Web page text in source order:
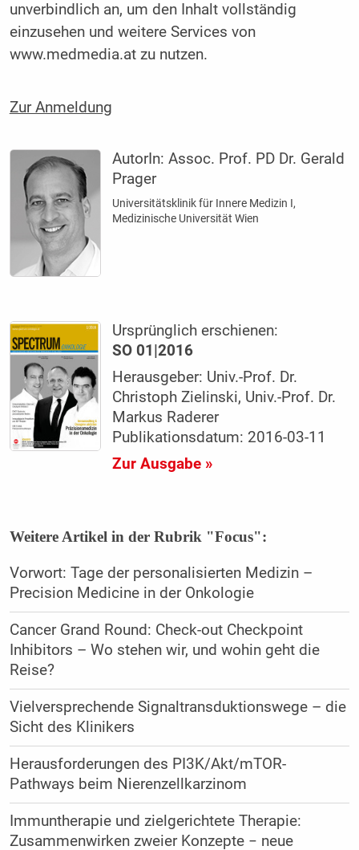
unverbindlich an, um den Inhalt vollständig
einzusehen und weitere Services von
www.medmedia.at zu nutzen.
Zur Anmeldung
AutorIn:Assoc. Prof. PD Dr. Gerald
Prager
Universitätsklinik für Innere Medizin I,
Medizinische Universität Wien
Ursprünglich erschienen:
SO 01|2016
Herausgeber: Univ.-Prof. Dr.
Christoph Zielinski, Univ.-Prof. Dr.
Markus Raderer
Publikationsdatum: 2016-03-11
Zur Ausgabe »
Weitere Artikel in der Rubrik "Focus":
Vorwort: Tage der personalisierten Medizin –
Precision Medicine in der Onkologie
Cancer Grand Round: Check-out Checkpoint
Inhibitors – Wo stehen wir, und wohin geht die
Reise?
Vielversprechende Signaltransduktionswege – die
Sicht des Klinikers
Herausforderungen des PI3K/Akt/mTOR-
Pathways beim Nierenzellkarzinom
Immuntherapie und zielgerichtete Therapie:
Zusammenwirken zweier Konzepte − neue